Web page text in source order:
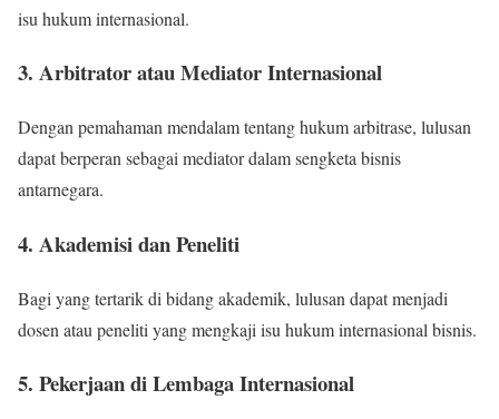
isu hukum internasional.
3. Arbitrator atau Mediator Internasional
Dengan pemahaman mendalam tentang hukum arbitrase, lulusan
dapat berperan sebagai mediator dalam sengketa bisnis
antarnegara.
4. Akademisi dan Peneliti
Bagi yang tertarik di bidang akademik, lulusan dapat menjadi
dosen atau peneliti yang mengkaji isu hukum internasional bisnis.
5. Pekerjaan di Lembaga Internasional